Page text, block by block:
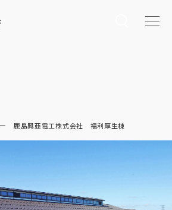
鹿島興亜電工株式会社 福利厚生棟